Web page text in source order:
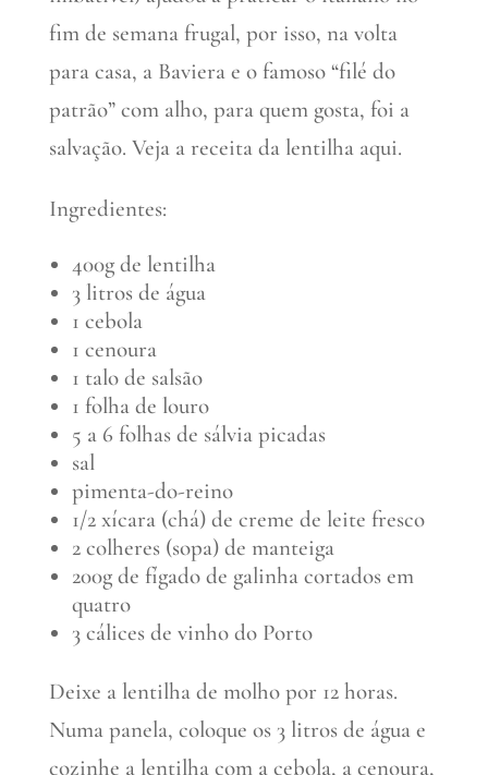
fim de semana frugal, por isso, na volta
para casa, a Baviera e o famoso “filé do
patrão” com alho, para quem gosta, foi a
salvação. Veja a receita da lentilha aqui.
Ingredientes:
400g de lentilha
3 litros de água
1 cebola
1 cenoura
1 talo de salsão
1 folha de louro
5 a 6 folhas de sálvia picadas
sal
pimenta-do-reino
1/2 xícara (chá) de creme de leite fresco
2 colheres (sopa) de manteiga
200g de fígado de galinha cortados em
quatro
3 cálices de vinho do Porto
Deixe a lentilha de molho por 12 horas.
Numa panela, coloque os 3 litros de água e
cozinhe a lentilha com a cebola, a cenoura,